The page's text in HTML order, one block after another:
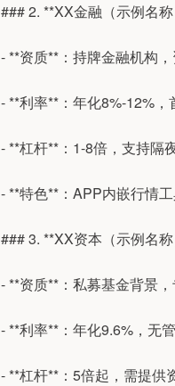
### 2. **XX金融（示例名
- **资质**：持牌金融机构，
- **利率**：年化8%-12%，
- **杠杆**：1-8倍，支持隔
- **特色**：APP内嵌行情
### 3. **XX资本（示例名
- **资质**：私募基金背景，
- **利率**：年化9.6%，无管
- **杠杆**：5倍起，需提供